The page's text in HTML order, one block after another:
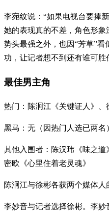
李宛纹说：“如果电视台要捧
她的表现真的不差，角色形
势头最强之外，也因“芳草”
功，让记者想不到还有谁可胜
最佳男主角
热门：陈泂江《关键证人》、
黑马：无（因热门人选已两名
其他入围者：陈汉玮《味之
密欧《心里住着老灵魂》
陈泂江与徐彬各获两个媒体人
李妙音与记者选择徐彬。李妙